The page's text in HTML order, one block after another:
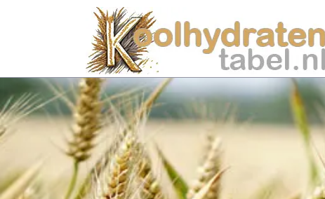
Koolhydraten
Nieuws
Koolhydraatarme diëten